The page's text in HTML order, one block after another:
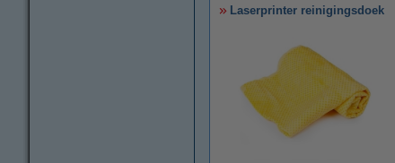
Laserprinter reinigingsdoek